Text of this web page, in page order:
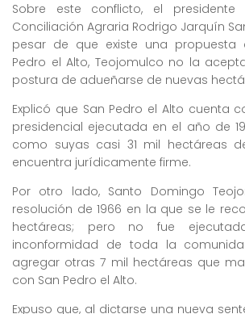
Sobre este conflicto, el
Conciliación Agraria Rodrigo Jarquín
pesar de que existe una propuesta
Pedro el Alto, Teojomulco no la
postura de adueñarse de nuevas
Explicó que San Pedro el Alto cuenta
presidencial ejecutada en el año de
como suyas casi 31 mil hectáreas
encuentra jurídicamente firme.
Por otro lado, Santo Domingo
resolución de 1966 en la que se le
hectáreas; pero no fue
inconformidad de toda la
agregar otras 7 mil hectáreas que
con San Pedro el Alto.
Expuso que, al dictarse una nueva